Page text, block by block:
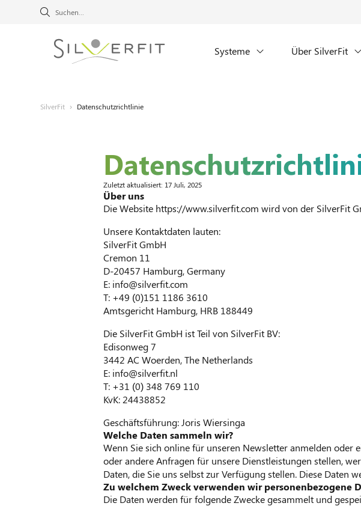
Systeme Über SilverFit
SilverFit › Datenschutzrichtlinie
Zuletzt aktualisiert: 17 Juli, 2025
Über uns
Die Website https://www.silverfit.com wird von der SilverFit
Unsere Kontaktdaten lauten:
SilverFit GmbH
Cremon 11
D-20457 Hamburg, Germany
E: info@silverfit.com
T: +49 (0)151 1186 3610
Amtsgericht Hamburg, HRB 188449
Die SilverFit GmbH ist Teil von SilverFit BV:
Edisonweg 7
3442 AC Woerden, The Netherlands
E: info@silverfit.nl
T: +31 (0) 348 769 110
KvK: 24438852
Geschäftsführung: Joris Wiersinga
Welche Daten sammeln wir?
Wenn Sie sich online für unseren Newsletter anmelden
oder andere Anfragen für unsere Dienstleistungen stellen,
Daten, die Sie uns selbst zur Verfügung stellen. Diese Daten
Zu welchem Zweck verwenden wir personenbezogene
Die Daten werden für folgende Zwecke gesammelt und